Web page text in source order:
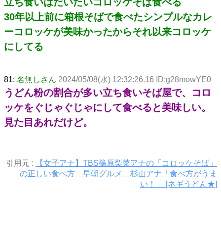
30年以上前に箱根そばで食べたシンプルなカレ
ーコロッケが美味かったからそれ以来コロッケ
にしてる
81: 名無しさん 2024/05/08(水) 12:32:26.16 ID:g28mowYE0
うどん粉の割合が多い立ち食いそば屋で、コロ
ッケをぐじゃぐじゃにして食べると美味しい。
見た目あれだけど。
引用元 :
【女子アナ】TBS篠原梨菜アナの「コロッケそば」
の正しい食べ方 早朝グルメ 杉山アナ「食べ方がうま
い！」 [ネギうどん★]